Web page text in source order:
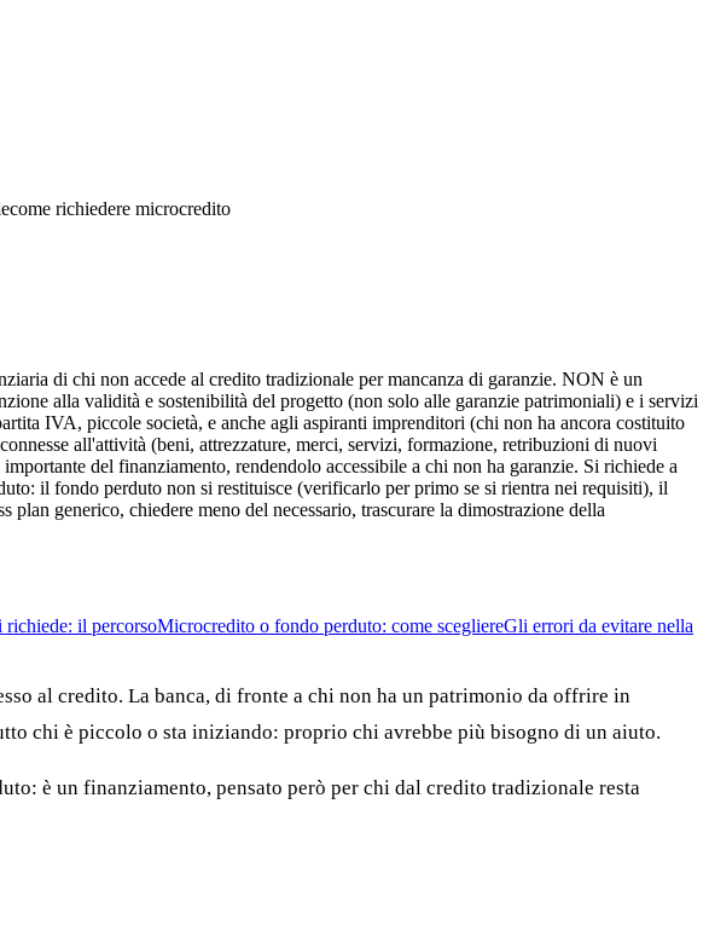
come richiedere microcredito
di chi non accede al credito tradizionale per mancanza di garanzie. NON è un
alla validità e sostenibilità del progetto (non solo alle garanzie patrimoniali) e i servizi
IVA, piccole società, e anche agli aspiranti imprenditori (chi non ha ancora costituito
all'attività (beni, attrezzature, merci, servizi, formazione, retribuzioni di nuovi
del finanziamento, rendendolo accessibile a chi non ha garanzie. Si richiede a
il fondo perduto non si restituisce (verificarlo per primo se si rientra nei requisiti), il
generico, chiedere meno del necessario, trascurare la dimostrazione della
richiede: il percorsoMicrocredito o fondo perduto: come scegliereGli errori da evitare nella
al credito. La banca, di fronte a chi non ha un patrimonio da offrire in
chi è piccolo o sta iniziando: proprio chi avrebbe più bisogno di un aiuto.
è un finanziamento, pensato però per chi dal credito tradizionale resta